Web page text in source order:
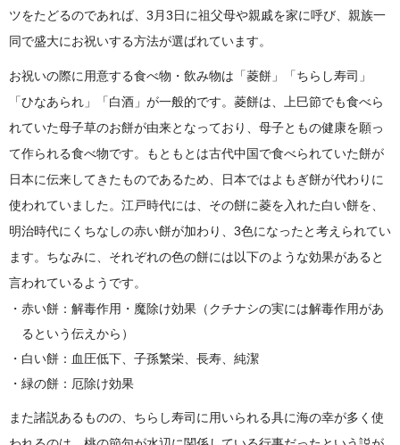
ツをたどるのであれば、3月3日に祖父母や親戚を家に呼び、親族一
同で盛大にお祝いする方法が選ばれています。
お祝いの際に用意する食べ物・飲み物は「菱餅」「ちらし寿司」
「ひなあられ」「白酒」が一般的です。菱餅は、上巳節でも食べら
れていた母子草のお餅が由来となっており、母子ともの健康を願っ
て作られる食べ物です。もともとは古代中国で食べられていた餅が
日本に伝来してきたものであるため、日本ではよもぎ餅が代わりに
使われていました。江戸時代には、その餅に菱を入れた白い餅を、
明治時代にくちなしの赤い餅が加わり、3色になったと考えられてい
ます。ちなみに、それぞれの色の餅には以下のような効果があると
言われているようです。
赤い餅：解毒作用・魔除け効果（クチナシの実には解毒作用があ
るという伝えから）
白い餅：血圧低下、子孫繁栄、長寿、純潔
緑の餅：厄除け効果
また諸説あるものの、ちらし寿司に用いられる具に海の幸が多く使